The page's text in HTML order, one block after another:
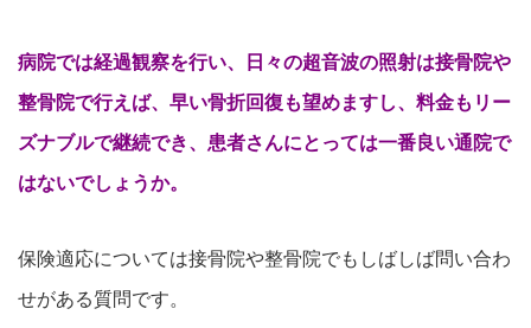
病院では経過観察を行い、日々の超音波の照射は接骨院や
整骨院で行えば、早い骨折回復も望めますし、料金もリー
ズナブルで継続でき、患者さんにとっては一番良い通院で
はないでしょうか。
保険適応については接骨院や整骨院でもしばしば問い合わ
せがある質問です。